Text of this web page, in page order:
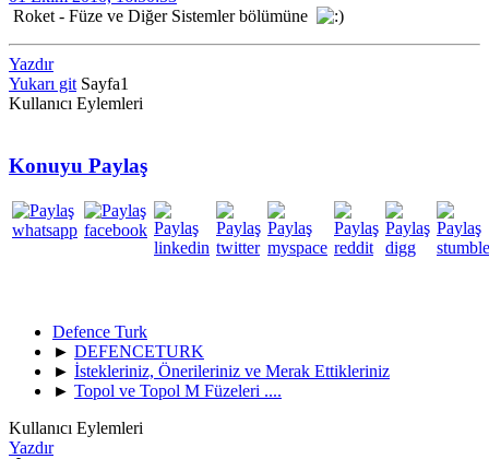
Roket - Füze ve Diğer Sistemler bölümüne
Yazdır
Yukarı git Sayfa1
Kullanıcı Eylemleri
Konuyu Paylaş
Defence Turk
► DEFENCETURK
► İstekleriniz, Önerileriniz ve Merak Ettikleriniz
► Topol ve Topol M Füzeleri ....
Kullanıcı Eylemleri
Yazdır